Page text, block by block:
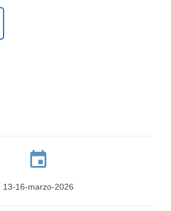
13-16-marzo-2026